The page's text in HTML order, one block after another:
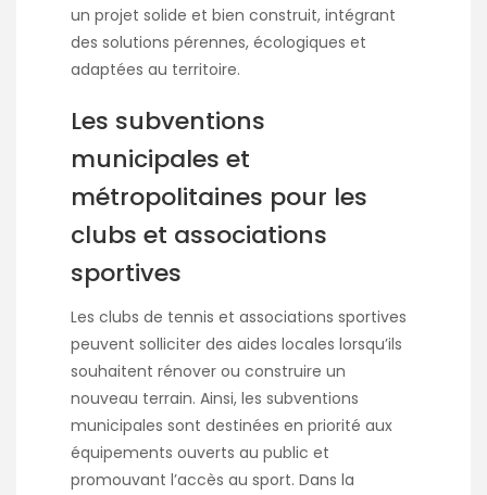
un projet solide et bien construit, intégrant
des solutions pérennes, écologiques et
adaptées au territoire.
Les subventions
municipales et
métropolitaines pour les
clubs et associations
sportives
Les clubs de tennis et associations sportives
peuvent solliciter des aides locales lorsqu’ils
souhaitent rénover ou construire un
nouveau terrain. Ainsi, les subventions
municipales sont destinées en priorité aux
équipements ouverts au public et
promouvant l’accès au sport. Dans la